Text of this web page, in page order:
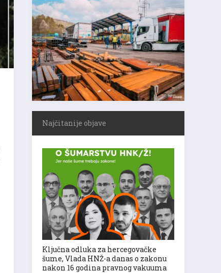
Najčitanije objave
Ključna odluka za hercegovačke
šume, Vlada HNŽ-a danas o zakonu
nakon 16 godina pravnog vakuuma